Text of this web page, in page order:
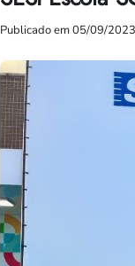
Publicado em 05/09/2023